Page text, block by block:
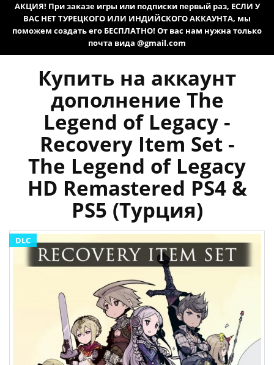
АКЦИЯ! При заказе игры или подписки первый раз, ЕСЛИ У
ВАС НЕТ ТУРЕЦКОГО ИЛИ ИНДИЙСКОГО АККАУНТА, мы
поможем создать его БЕСПЛАТНО! От вас нам нужна только
почта вида @gmail.com
Купить на аккаунт
дополнение The
Legend of Legacy -
Recovery Item Set -
The Legend of Legacy
HD Remastered PS4 &
PS5 (Турция)
DLC